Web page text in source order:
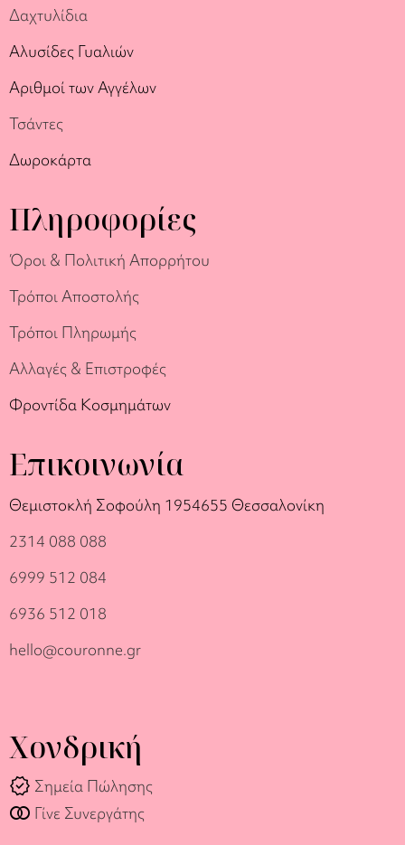
Δαχτυλίδια
Αλυσίδες Γυαλιών
Αριθμοί των Αγγέλων
Τσάντες
Δωροκάρτα
Πληροφορίες
Όροι & Πολιτική Απορρήτου
Τρόποι Αποστολής
Τρόποι Πληρωμής
Αλλαγές & Επιστροφές
Φροντίδα Κοσμημάτων
Επικοινωνία
Θεμιστοκλή Σοφούλη 1954655 Θεσσαλονίκη
2314 088 088
6999 512 084
6936 512 018
hello@couronne.gr
Χονδρική
verified Σημεία Πώλησης
join_full Γίνε Συνεργάτης